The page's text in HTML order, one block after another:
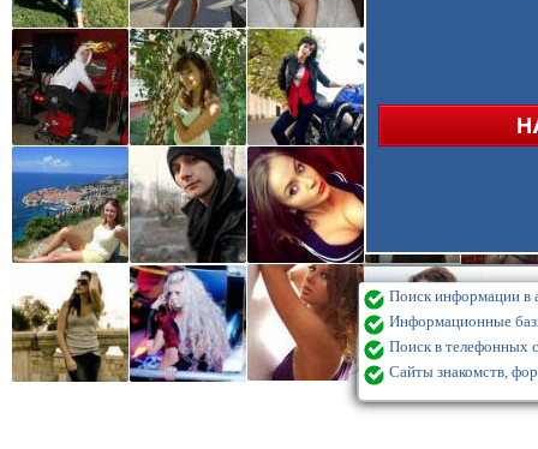
Поиск информации в
Информационные
Поиск в телефонных
Сайты знакомств,